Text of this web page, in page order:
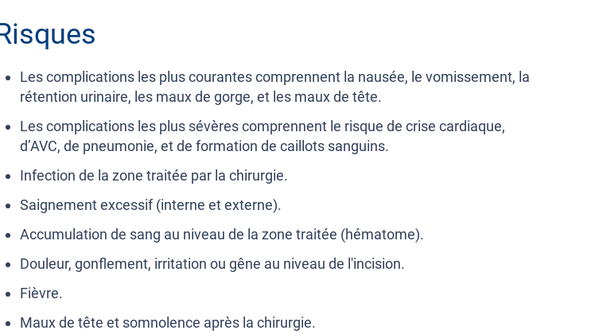
Les complications les plus courantes comprennent la nausée, le vomissement, la
rétention urinaire, les maux de gorge, et les maux de tête.
Les complications les plus sévères comprennent le risque de crise cardiaque,
d’AVC, de pneumonie, et de formation de caillots sanguins.
Infection de la zone traitée par la chirurgie.
Saignement excessif (interne et externe).
Accumulation de sang au niveau de la zone traitée (hématome).
Douleur, gonflement, irritation ou gêne au niveau de l'incision.
Fièvre.
Maux de tête et somnolence après la chirurgie.